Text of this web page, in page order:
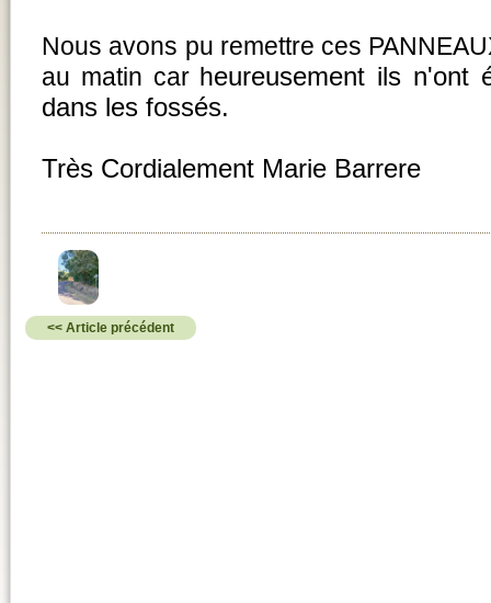
Nous avons pu remettre ces
au matin car heureusement ils n'ont
dans les fossés.
Très Cordialement Marie Barrere
<< Article précédent